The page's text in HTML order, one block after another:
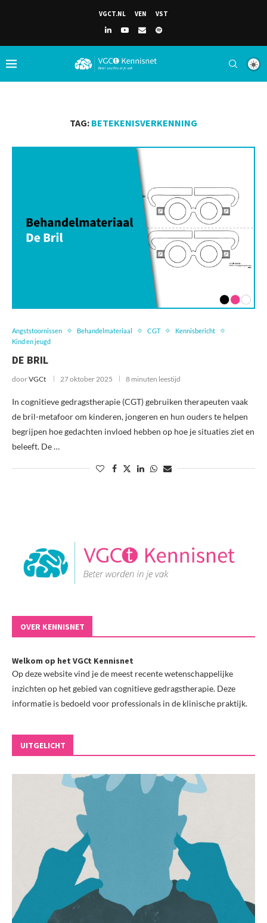
VGCT.NL VEN VST
TAG: BETEKENISVERKENNING
Angststoornissen Behandelmateriaal CGT
Kennisbericht
Kind en jeugd
DE BRIL
doorVGCt 27 oktober 2025 8 minuten leestijd
In cognitieve gedragstherapie (CGT) gebruiken therapeuten vaak
de bril-metafoor om kinderen, jongeren en hun ouders te helpen
begrijpen hoe gedachten invloed hebben op hoe je situaties ziet en
beleeft. De …
OVER KENNISNET
Welkom op het VGCt Kennisnet
Op deze website vind je de meest recente wetenschappelijke
inzichten op het gebied van cognitieve gedragstherapie. Deze
informatie is bedoeld voor professionals in de klinische praktijk.
UITGELICHT